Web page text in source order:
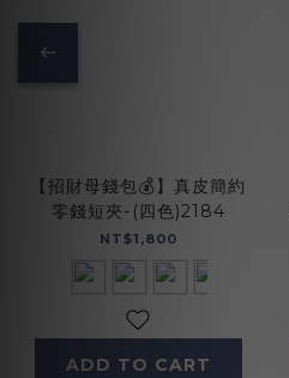
【招財母錢包💰】真皮簡約
零錢短夾-(四色)2184
NT$1,800
ADD TO CART